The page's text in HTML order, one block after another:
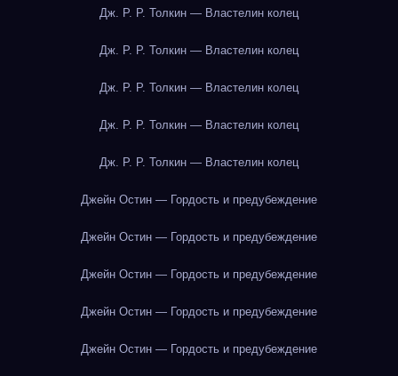
Дж. Р. Р. Толкин — Властелин колец
Дж. Р. Р. Толкин — Властелин колец
Дж. Р. Р. Толкин — Властелин колец
Дж. Р. Р. Толкин — Властелин колец
Дж. Р. Р. Толкин — Властелин колец
Джейн Остин — Гордость и предубеждение
Джейн Остин — Гордость и предубеждение
Джейн Остин — Гордость и предубеждение
Джейн Остин — Гордость и предубеждение
Джейн Остин — Гордость и предубеждение